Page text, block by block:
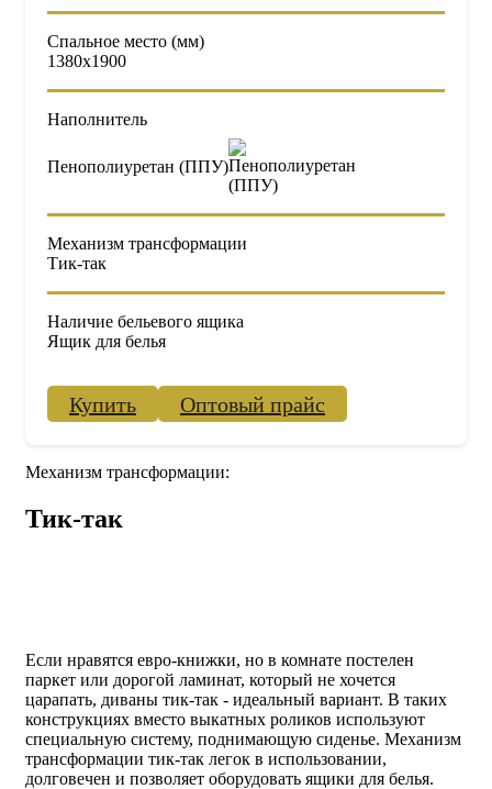
Спальное место (мм)
1380х1900
Наполнитель
Пенополиуретан (ППУ)
Механизм трансформации
Тик-так
Наличие бельевого ящика
Ящик для белья
Купить Оптовый прайс
Механизм трансформации:
Тик-так
Если нравятся евро-книжки, но в комнате постелен
паркет или дорогой ламинат, который не хочется
царапать, диваны тик-так - идеальный вариант. В таких
конструкциях вместо выкатных роликов используют
специальную систему, поднимающую сиденье. Механизм
трансформации тик-так легок в использовании,
долговечен и позволяет оборудовать ящики для белья.